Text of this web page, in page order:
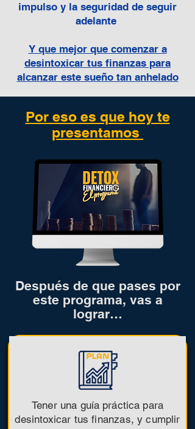
impulso y la seguridad de seguir
adelante
Y que mejor que comenzar a
desintoxicar tus finanzas para
alcanzar este sueño tan anhelado
Por eso es que hoy te
presentamos
Después de que pases por
este programa, vas a
lograr…
Tener una guía práctica para
desintoxicar tus finanzas, y cumplir